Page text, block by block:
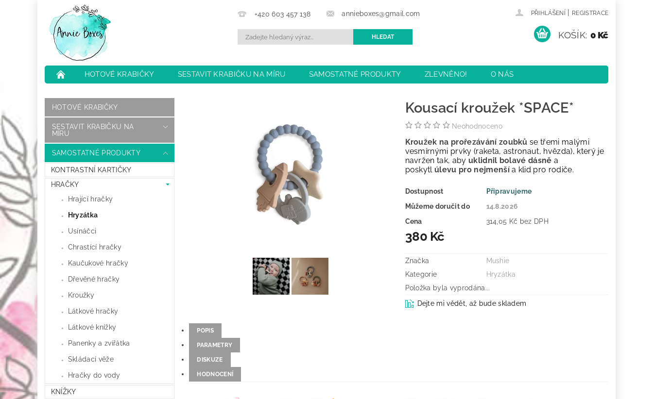
+420 603 457 138 annieboxes@gmail.com PŘIHLÁŠENÍ | REGISTRACE
KOŠÍK: 0 Kč
HOTOVÉ KRABIČKY SESTAVIT KRABIČKU NA MÍRU SAMOSTATNÉ PRODUKTY ZLEVNĚNO!
O NÁS
HOTOVÉ KRABIČKY
SESTAVIT KRABIČKU NA
MÍRU
SAMOSTATNÉ PRODUKTY
KONTRASTNÍ KARTIČKY
HRAČKY
Hrající hračky
Hryzátka
Usínáčci
Chrastící hračky
Kaučukové hračky
Dřevěné hračky
Kroužky
Látkové hračky
Látkové knížky
Panenky a zvířátka
Skládací věže
Hračky do vody
KNÍŽKY
Kousací kroužek *SPACE*
Neohodnoceno
Kroužek na prořezávání zoubků se třemi malými
vesmírnými prvky (raketa, astronaut, hvězda), který je
navržen tak, aby uklidnil bolavé dásně a
poskytl úlevu pro nejmenší a klid pro rodiče.
Dostupnost
Připravujeme
Můžeme doručit do
14.8.2026
Cena
314,05 Kč bez DPH
380 Kč
Značka
Mushie
Kategorie
Hryzátka
Položka byla vyprodána...
Dejte mi vědět, až bude skladem
POPIS
PARAMETRY
DISKUZE
HODNOCENÍ